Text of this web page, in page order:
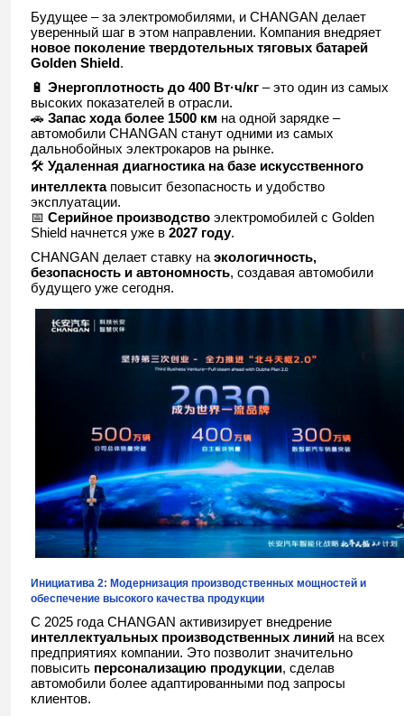
Будущее – за электромобилями, и CHANGAN делает
уверенный шаг в этом направлении. Компания внедряет
новое поколение твердотельных тяговых батарей
Golden Shield.
🔋 Энергоплотность до 400 Вт·ч/кг – это один из самых
высоких показателей в отрасли.
🚗 Запас хода более 1500 км на одной зарядке –
автомобили CHANGAN станут одними из самых
дальнобойных электрокаров на рынке.
🛠️ Удаленная диагностика на базе искусственного
интеллектаповысит безопасность и удобство
эксплуатации.
📅 Серийное производство электромобилей с Golden
Shield начнется уже в 2027 году.
CHANGAN делает ставку на экологичность,
безопасность и автономность, создавая автомобили
будущего уже сегодня.
Инициатива 2: Модернизация производственных мощностей и
обеспечение высокого качества продукции
С 2025 года CHANGAN активизирует внедрение
интеллектуальных производственных линий на всех
предприятиях компании. Это позволит значительно
повысить персонализацию продукции, сделав
автомобили более адаптированными под запросы
клиентов.